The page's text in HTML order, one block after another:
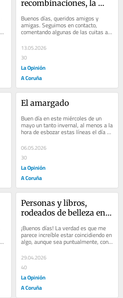
recombinaciones, la
Buenos días, queridos amigos y
amigas. Seguimos en contacto,
comentando algunas de las cuitas a
las que nos enfrentamos como grupo
humano y muy...
13.05.2026
30
La Opinión
A Coruña
El amargado
Buen día en este miércoles de un
mayo un tanto invernal, al menos a la
hora de esbozar estas líneas el día
06.05.2026
30
La Opinión
A Coruña
Personas y libros,
rodeados de belleza en
¡Buenos días! La verdad es que me
parece increíble estar coincidiendo en
algo, aunque sea puntualmente, con
el inquilino de la Casa Blanca. Pero
su...
29.04.2026
40
La Opinión
A Coruña